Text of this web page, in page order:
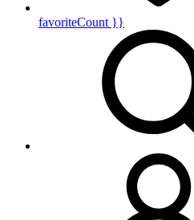
favoriteCount }}